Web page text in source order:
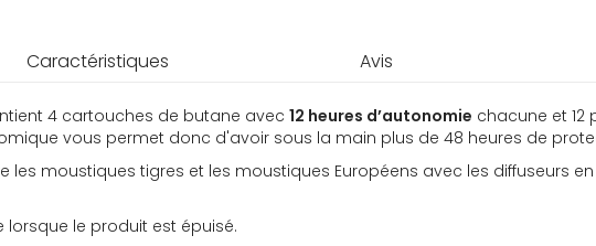
Caractéristiques Avis
4 cartouches de butane avec 12 heures d’autonomie chacune et
vous permet donc d'avoir sous la main plus de 48 heures de
moustiques tigres et les moustiques Européens avec les diffuseurs en
le produit est épuisé.